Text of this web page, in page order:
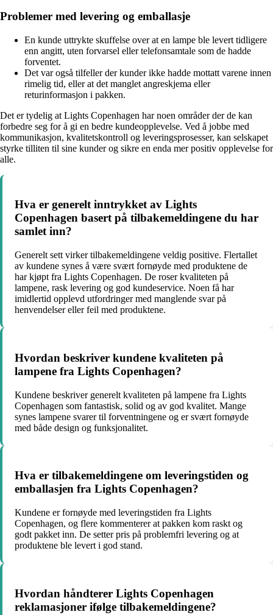
Problemer med levering og emballasje
En kunde uttrykte skuffelse over at en lampe ble levert tidligere
enn angitt, uten forvarsel eller telefonsamtale som de hadde
forventet.
Det var også tilfeller der kunder ikke hadde mottatt varene innen
rimelig tid, eller at det manglet angreskjema eller
returinformasjon i pakken.
Det er tydelig at Lights Copenhagen har noen områder der de kan
forbedre seg for å gi en bedre kundeopplevelse. Ved å jobbe med
kommunikasjon, kvalitetskontroll og leveringsprosesser, kan selskapet
styrke tilliten til sine kunder og sikre en enda mer positiv opplevelse for
alle.
Hva er generelt inntrykket av Lights
Copenhagen basert på tilbakemeldingene du har
samlet inn?
Generelt sett virker tilbakemeldingene veldig positive. Flertallet
av kundene synes å være svært fornøyde med produktene de
har kjøpt fra Lights Copenhagen. De roser kvaliteten på
lampene, rask levering og god kundeservice. Noen få har
imidlertid opplevd utfordringer med manglende svar på
henvendelser eller feil med produktene.
Hvordan beskriver kundene kvaliteten på
lampene fra Lights Copenhagen?
Kundene beskriver generelt kvaliteten på lampene fra Lights
Copenhagen som fantastisk, solid og av god kvalitet. Mange
synes lampene svarer til forventningene og er svært fornøyde
med både design og funksjonalitet.
Hva er tilbakemeldingene om leveringstiden og
emballasjen fra Lights Copenhagen?
Kundene er fornøyde med leveringstiden fra Lights
Copenhagen, og flere kommenterer at pakken kom raskt og
godt pakket inn. De setter pris på problemfri levering og at
produktene ble levert i god stand.
Hvordan håndterer Lights Copenhagen
reklamasjoner ifølge tilbakemeldingene?